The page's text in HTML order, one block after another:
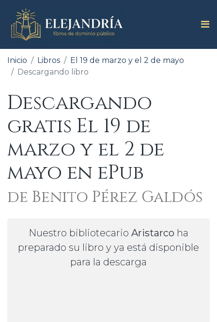
Inicio Libros
El 19 de marzo y el 2 de mayo
Descargando libro
Descargando
gratis El 19 de
marzo y el 2 de
mayo en ePub
de Benito Pérez Galdós
Nuestro bibliotecario Aristarco ha
preparado su libro y ya está disponible
para la descarga